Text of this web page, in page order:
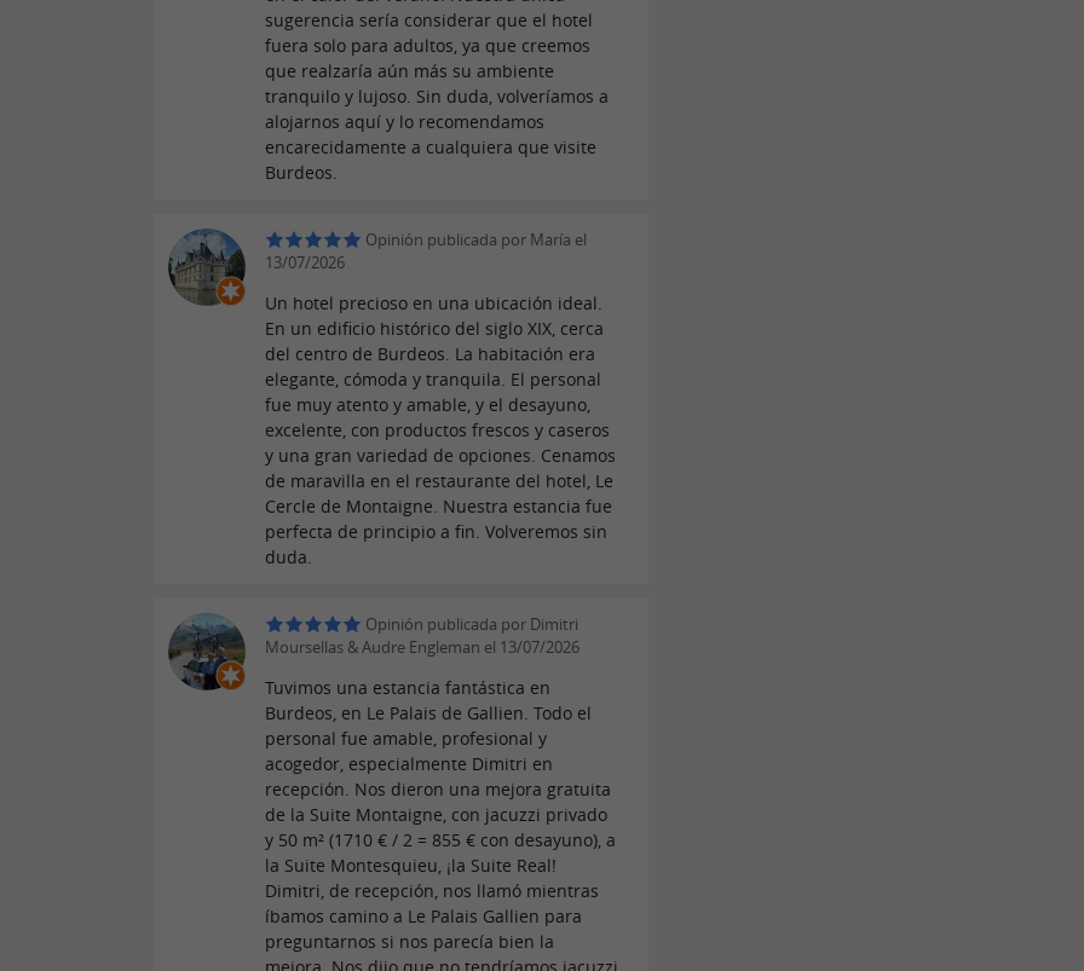
sugerencia sería considerar que el hotel
fuera solo para adultos, ya que creemos
que realzaría aún más su ambiente
tranquilo y lujoso. Sin duda, volveríamos a
alojarnos aquí y lo recomendamos
encarecidamente a cualquiera que visite
Burdeos.
Opinión publicada por María el
13/07/2026
Un hotel precioso en una ubicación ideal.
En un edificio histórico del siglo XIX, cerca
del centro de Burdeos. La habitación era
elegante, cómoda y tranquila. El personal
fue muy atento y amable, y el desayuno,
excelente, con productos frescos y caseros
y una gran variedad de opciones. Cenamos
de maravilla en el restaurante del hotel, Le
Cercle de Montaigne. Nuestra estancia fue
perfecta de principio a fin. Volveremos sin
duda.
Opinión publicada por Dimitri
Moursellas & Audre Engleman el 13/07/2026
Tuvimos una estancia fantástica en
Burdeos, en Le Palais de Gallien. Todo el
personal fue amable, profesional y
acogedor, especialmente Dimitri en
recepción. Nos dieron una mejora gratuita
de la Suite Montaigne, con jacuzzi privado
y 50 m² (1710 € / 2 = 855 € con desayuno), a
la Suite Montesquieu, ¡la Suite Real!
Dimitri, de recepción, nos llamó mientras
íbamos camino a Le Palais Gallien para
preguntarnos si nos parecía bien la
mejora. Nos dijo que no tendríamos jacuzzi